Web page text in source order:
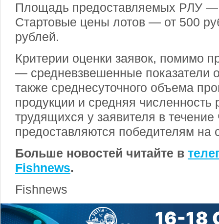
Площадь предоставляемых РЛУ —
Стартовые цены лотов — от 500
рублей.
Критерии оценки заявок, помимо
— средневзвешенные показатели
также среднесуточного объема
продукции и средняя численность
трудящихся у заявителя в течение
предоставляются победителям на
Больше новостей читайте в
Fishnews.
Fishnews